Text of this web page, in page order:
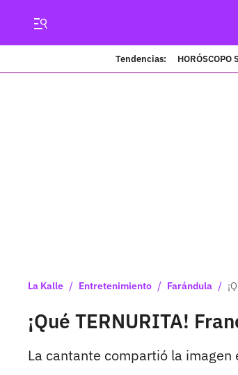
Tendencias: HORÓSCOPO
La Kalle / Entretenimiento / Farándula /
¡Qué TERNURITA!
La cantante compartió la